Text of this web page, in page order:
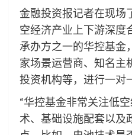
金融投资报记者在现场
空经济产业上下游深度
承办方之一的华控基金
家场景运营商、知名主
投资机构等，进行一对
“华控基金非常关注低
术、基础设施配套以及